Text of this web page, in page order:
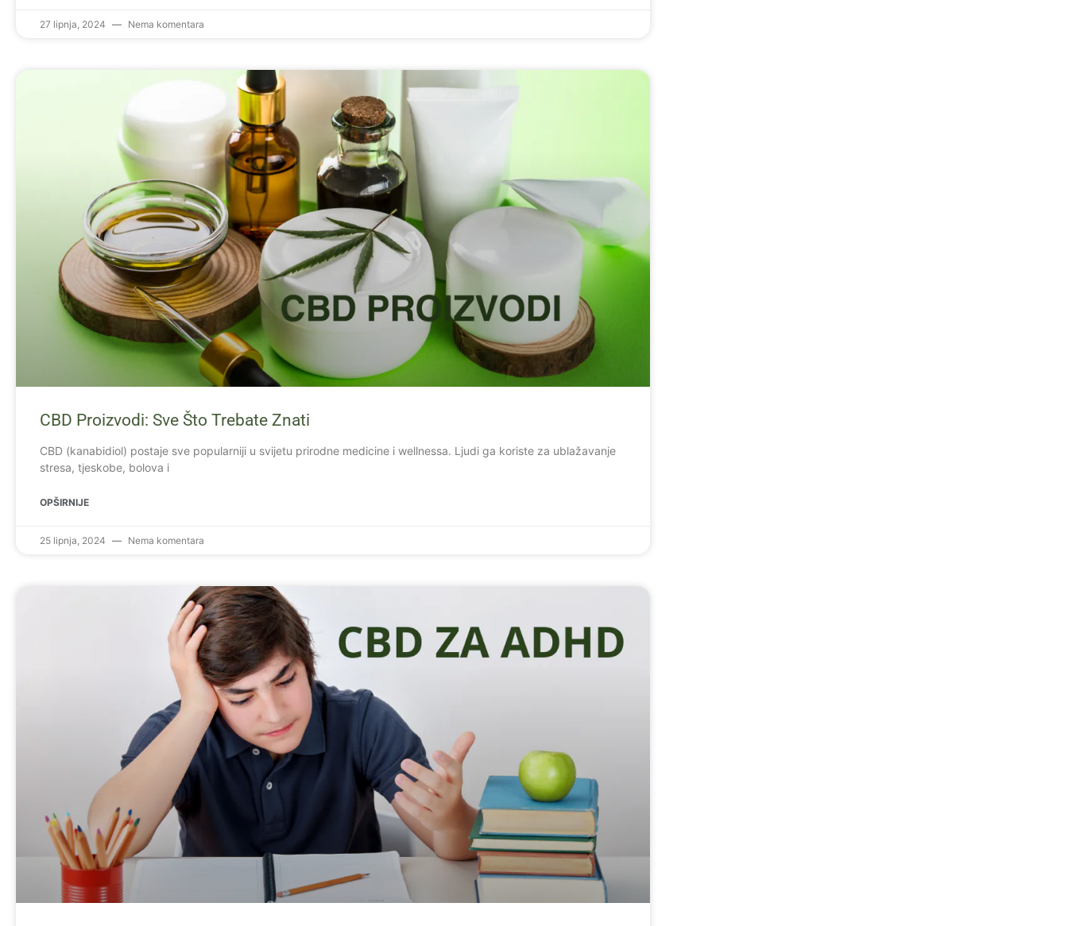
27 lipnja, 2024 Nema komentara
CBD Proizvodi: Sve Što Trebate Znati
CBD (kanabidiol) postaje sve popularniji u svijetu prirodne medicine i wellnessa. Ljudi ga koriste za ublažavanje
stresa, tjeskobe, bolova i
OPŠIRNIJE
25 lipnja, 2024 Nema komentara